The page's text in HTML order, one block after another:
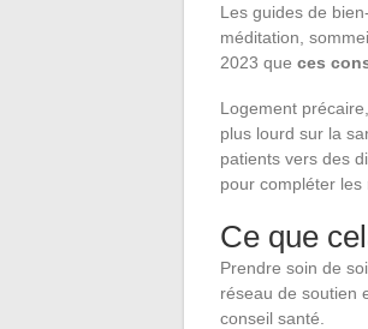
Les guides de
méditation,
2023 que ces
Logement
plus lourd sur la
patients vers des
pour compléter les
Ce que
Prendre soin de
réseau de soutien
conseil santé.